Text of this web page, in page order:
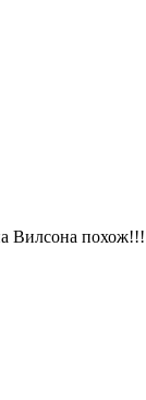
Вилсона похож!!!